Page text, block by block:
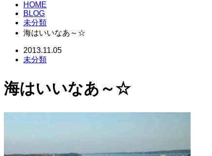
HOME
BLOG
未分類
海はいいなあ～☆
2013.11.05
未分類
海はいいなあ～☆